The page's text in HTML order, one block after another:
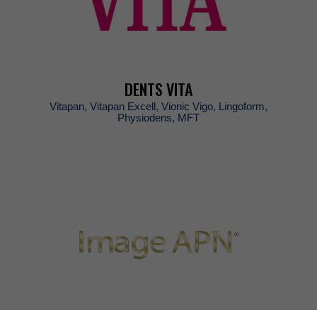
DENTSVITA
Vitapan,VitapanExcell,VionicVigo,Lingoform,
Physiodens,MFT